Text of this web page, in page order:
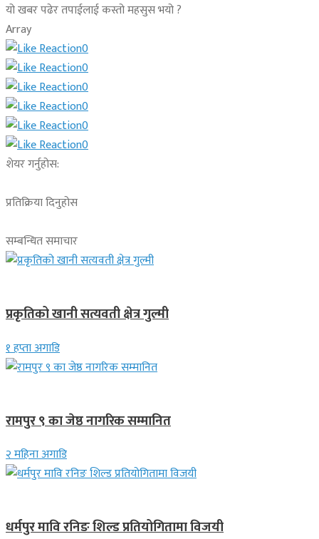
यो खबर पढेर तपाईलाई कस्तो महसुस भयो ?
Array
0
0
0
0
0
0
शेयर गर्नुहोस:
प्रतिक्रिया दिनुहोस
सम्बन्धित समाचार
प्रकृतिको खानी सत्यवती क्षेत्र गुल्मी
१ हप्ता अगाडि
रामपुर ९ का जेष्ठ नागरिक सम्मानित
२ महिना अगाडि
धर्मपुर मावि रनिङ शिल्ड प्रतियोगितामा विजयी